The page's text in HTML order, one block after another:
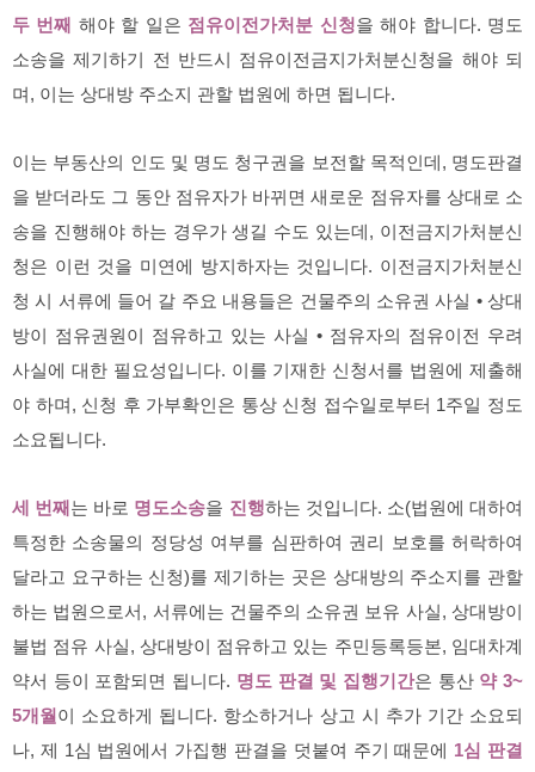
두 번째 해야 할 일은 점유이전가처분 신청을 해야 합니다. 명도
소송을 제기하기 전 반드시 점유이전금지가처분신청을 해야 되
며, 이는 상대방 주소지 관할 법원에 하면 됩니다.
이는 부동산의 인도 및 명도 청구권을 보전할 목적인데, 명도판결
을 받더라도 그 동안 점유자가 바뀌면 새로운 점유자를 상대로 소
송을 진행해야 하는 경우가 생길 수도 있는데, 이전금지가처분신
청은 이런 것을 미연에 방지하자는 것입니다. 이전금지가처분신
청 시 서류에 들어 갈 주요 내용들은 건물주의 소유권 사실 • 상대
방이 점유권원이 점유하고 있는 사실 • 점유자의 점유이전 우려
사실에 대한 필요성입니다. 이를 기재한 신청서를 법원에 제출해
야 하며, 신청 후 가부확인은 통상 신청 접수일로부터 1주일 정도
소요됩니다.
세 번째 는 바로 명도소송을 진행하는 것입니다. 소(법원에 대하여
특정한 소송물의 정당성 여부를 심판하여 권리 보호를 허락하여
달라고 요구하는 신청)를 제기하는 곳은 상대방의 주소지를 관할
하는 법원으로서, 서류에는 건물주의 소유권 보유 사실, 상대방이
불법 점유 사실, 상대방이 점유하고 있는 주민등록등본, 임대차계
약서 등이 포함되면 됩니다. 명도 판결 및 집행기간은 통산 약 3~
5개월 이 소요하게 됩니다. 항소하거나 상고 시 추가 기간 소요되
나, 제 1심 법원에서 가집행 판결을 덧붙여 주기 때문에
1심 판결